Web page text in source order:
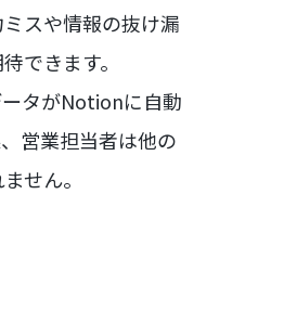
スや情報の抜け漏
できます。
タがNotionに自動
営業担当者は他の
せん。